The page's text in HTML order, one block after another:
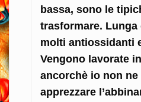
bassa, sono le
trasformare. Lunga
molti antiossidanti
Vengono lavorate
ancorchè io non ne
apprezzare